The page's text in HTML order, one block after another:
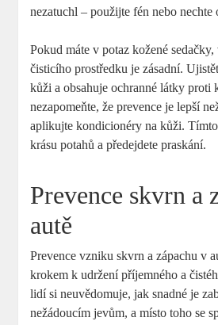
nezatuchl – použijte fén nebo nechte
Pokud máte v potaz kožené
čisticího prostředku je zásadní.
kůži a obsahuje ochranné látky proti
nezapomeňte, že prevence je lepší
aplikujte kondicionéry na kůži.
krásu potahů a předejdete praskání.
Prevence skvrn a
autě
Prevence vzniku skvrn a zápachu v
krokem k udržení příjemného a
lidí si neuvědomuje, jak snadné je
nežádoucím jevům, a místo toho se